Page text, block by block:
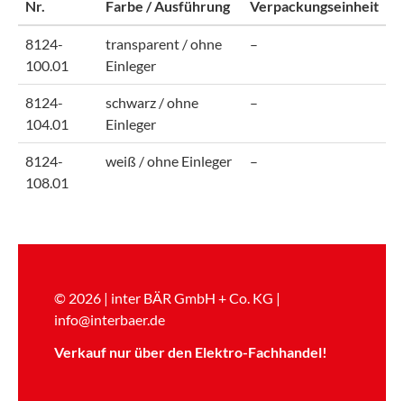
Nr.
Farbe / Ausführung Verpackungseinheit
8124-
100.01
transparent / ohne
Einleger
–
8124-
104.01
schwarz / ohne
Einleger
–
8124-
108.01
weiß / ohne Einleger –
© 2026 | inter BÄR GmbH + Co. KG |
info@interbaer.de
Verkauf nur über den Elektro-Fachhandel!